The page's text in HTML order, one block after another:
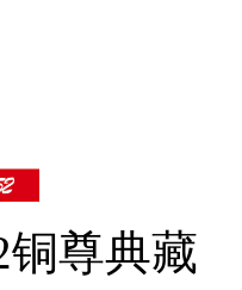
铜尊典藏